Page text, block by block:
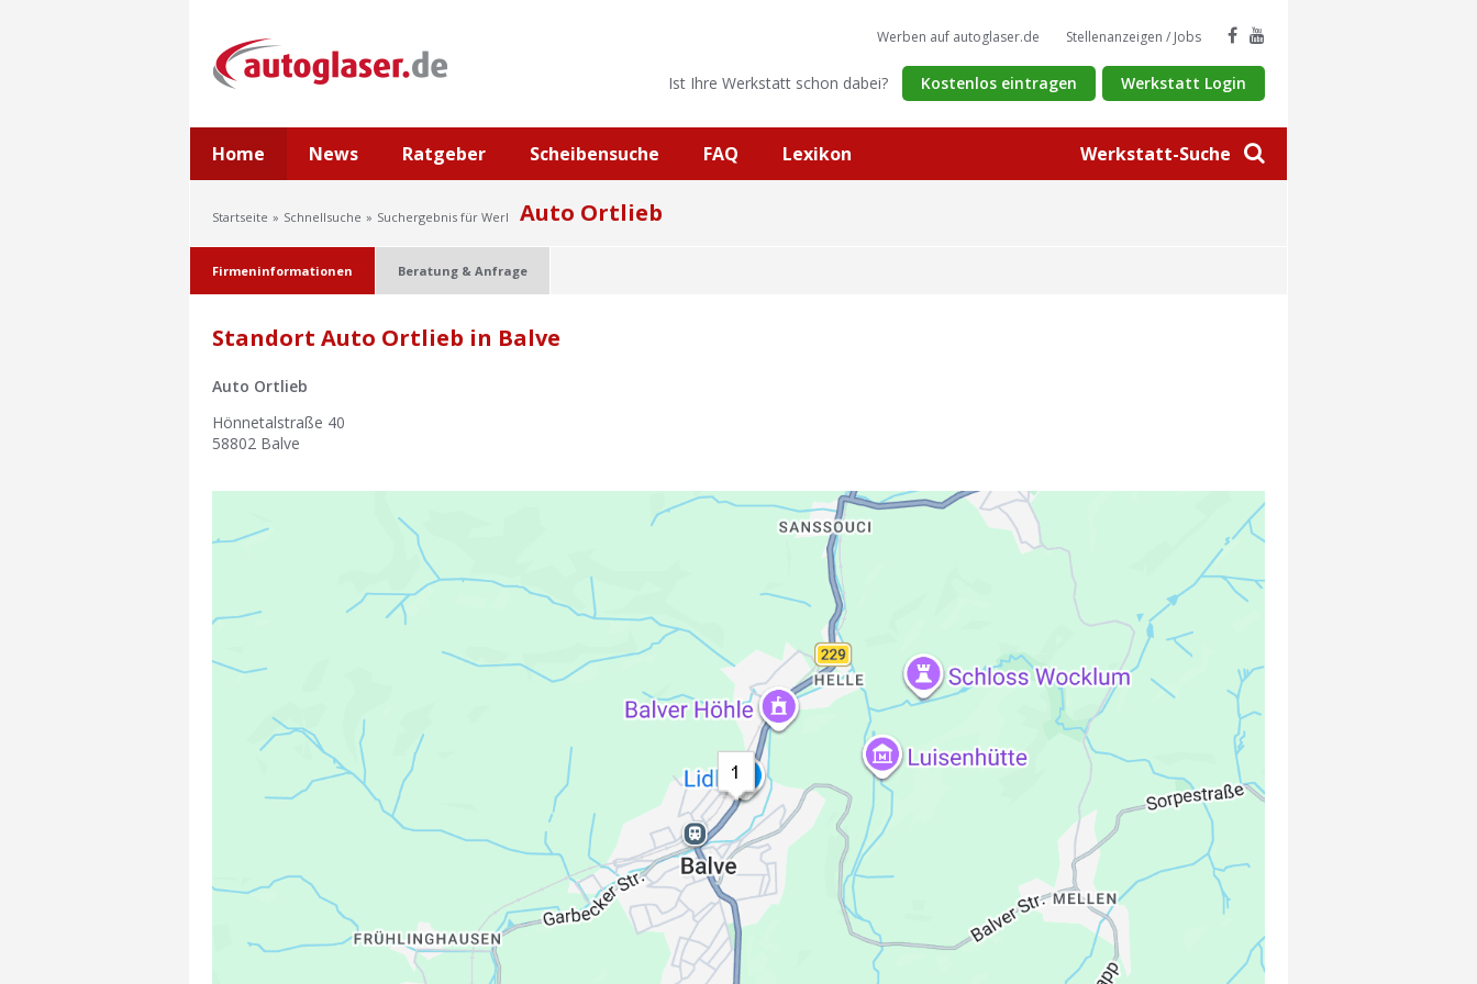
Werkstatt-Suche
Werben auf autoglaser.de Stellenanzeigen / Jobs
Ist Ihre Werkstatt schon dabei? Kostenlos eintragen Werkstatt Login
Home News Ratgeber Scheibensuche FAQ Lexikon
Startseite Schnellsuche Suchergebnis für Werl Auto Ortlieb
Firmeninformationen Beratung & Anfrage
Standort Auto Ortlieb in Balve
Auto Ortlieb
Hönnetalstraße 40
58802 Balve